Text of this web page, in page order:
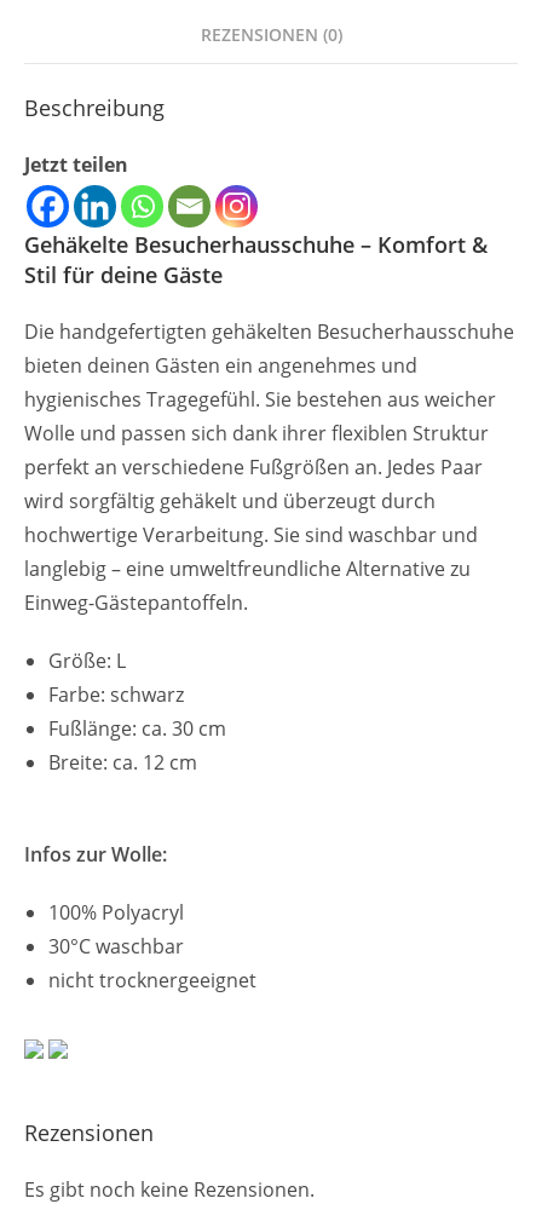
REZENSIONEN (0)
Beschreibung
Jetzt teilen
Gehäkelte Besucherhausschuhe – Komfort &
Stil für deine Gäste
Die handgefertigten gehäkelten Besucherhausschuhe
bieten deinen Gästen ein angenehmes und
hygienisches Tragegefühl. Sie bestehen aus weicher
Wolle und passen sich dank ihrer flexiblen Struktur
perfekt an verschiedene Fußgrößen an. Jedes Paar
wird sorgfältig gehäkelt und überzeugt durch
hochwertige Verarbeitung. Sie sind waschbar und
langlebig – eine umweltfreundliche Alternative zu
Einweg-Gästepantoffeln.
Größe: L
Farbe: schwarz
Fußlänge: ca. 30 cm
Breite: ca. 12 cm
Infos zur Wolle:
100% Polyacryl
30°C waschbar
nicht trocknergeeignet
Rezensionen
Es gibt noch keine Rezensionen.